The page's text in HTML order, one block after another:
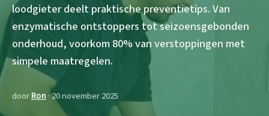
loodgieter deelt praktische preventietips. Van
enzymatische ontstoppers tot seizoensgebonden
onderhoud, voorkom 80% van verstoppingen met
simpele maatregelen.
doorRon · 20 november 2025